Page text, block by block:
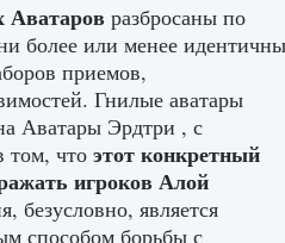
Clash of Clans
2 599 0 1
Аватаров разбросаны по
более или менее идентичны
приемов,
Гнилые аватары
Аватары Эрдтри , с
том, что этот конкретный
игроков Алой
безусловно, является
способом борьбы с